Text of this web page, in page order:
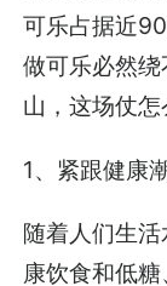
可乐占据近
做可乐必然
山，这场仗怎
1、紧跟健康
随着人们生
康饮食和低